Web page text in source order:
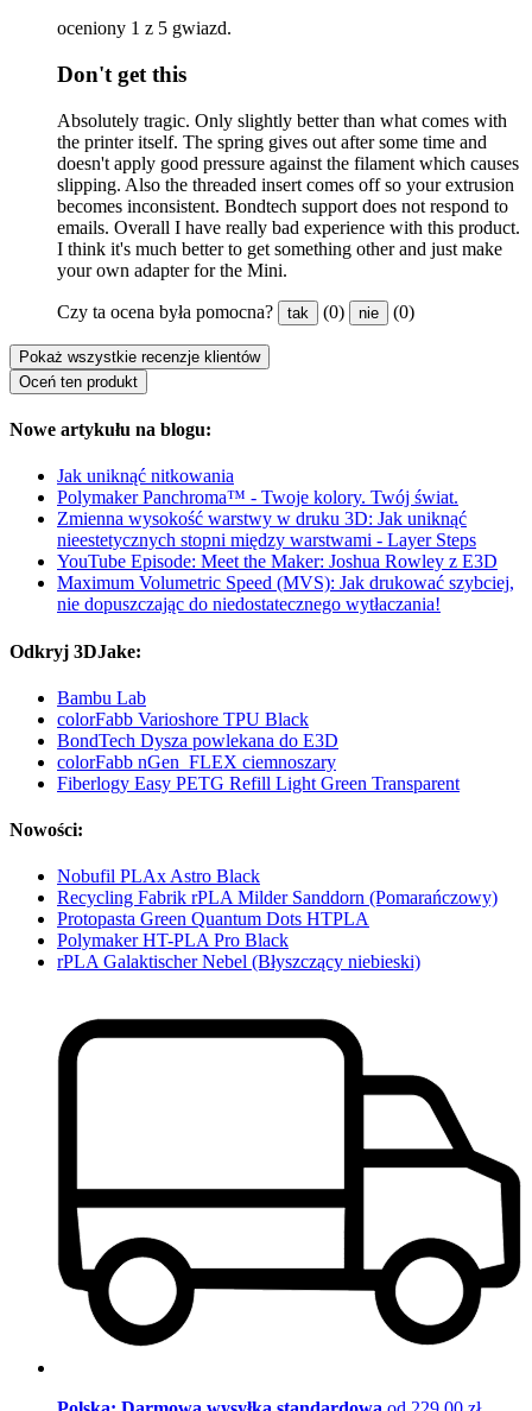
oceniony 1 z 5 gwiazd.
Don't get this
Absolutely tragic. Only slightly better than what comes with
the printer itself. The spring gives out after some time and
doesn't apply good pressure against the filament which causes
slipping. Also the threaded insert comes off so your extrusion
becomes inconsistent. Bondtech support does not respond to
emails. Overall I have really bad experience with this product.
I think it's much better to get something other and just make
your own adapter for the Mini.
Czy ta ocena była pomocna? tak (0) nie (0)
Pokaż wszystkie recenzje klientów
Oceń ten produkt
Nowe artykułu na blogu:
Jak uniknąć nitkowania
Polymaker Panchroma™ - Twoje kolory. Twój świat.
Zmienna wysokość warstwy w druku 3D: Jak uniknąć
nieestetycznych stopni między warstwami - Layer Steps
YouTube Episode: Meet the Maker: Joshua Rowley z E3D
Maximum Volumetric Speed (MVS): Jak drukować szybciej,
nie dopuszczając do niedostatecznego wytłaczania!
Odkryj 3DJake:
Bambu Lab
colorFabb Varioshore TPU Black
BondTech Dysza powlekana do E3D
colorFabb nGen_FLEX ciemnoszary
Fiberlogy Easy PETG Refill Light Green Transparent
Nowości:
Nobufil PLAx Astro Black
Recycling Fabrik rPLA Milder Sanddorn (Pomarańczowy)
Protopasta Green Quantum Dots HTPLA
Polymaker HT-PLA Pro Black
rPLA Galaktischer Nebel (Błyszczący niebieski)